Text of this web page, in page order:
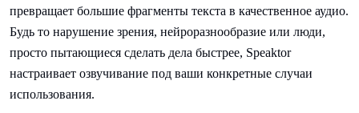
превращает большие фрагменты текста в качественное аудио.
Будь то нарушение зрения, нейроразнообразие или люди,
просто пытающиеся сделать дела быстрее, Speaktor
настраивает озвучивание под ваши конкретные случаи
использования.